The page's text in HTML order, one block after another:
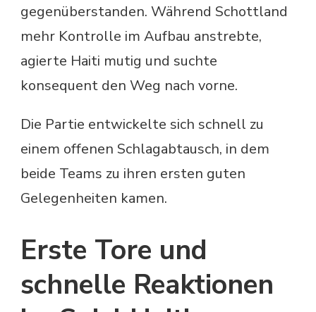
gegenüberstanden. Während Schottland
mehr Kontrolle im Aufbau anstrebte,
agierte Haiti mutig und suchte
konsequent den Weg nach vorne.
Die Partie entwickelte sich schnell zu
einem offenen Schlagabtausch, in dem
beide Teams zu ihren ersten guten
Gelegenheiten kamen.
Erste Tore und
schnelle Reaktionen